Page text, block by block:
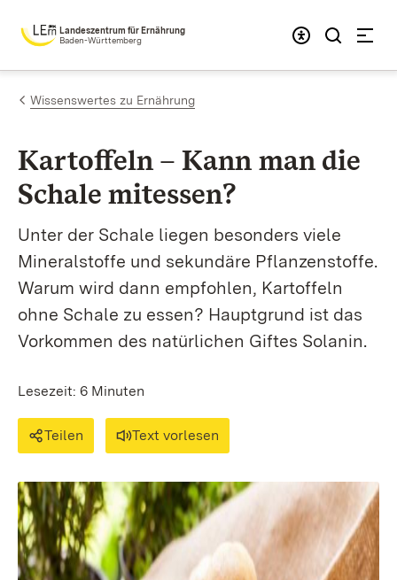
Zum Inhalt springen
Landeszentrum für Ernährung
Baden-Württemberg
Wissenswertes zu Ernährung
Kartoffeln – Kann man die
Schale mitessen?
Unter der Schale liegen besonders viele
Mineralstoffe und sekundäre Pflanzenstoffe.
Warum wird dann empfohlen, Kartoffeln
ohne Schale zu essen? Hauptgrund ist das
Vorkommen des natürlichen Giftes Solanin.
Lesezeit: 6 Minuten
Teilen Text vorlesen